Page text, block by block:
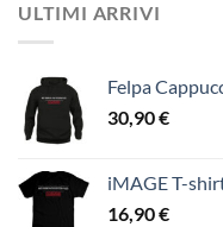
ULTIMI ARRIVI
Felpa
30,90€
iMAGE T-
16,90€